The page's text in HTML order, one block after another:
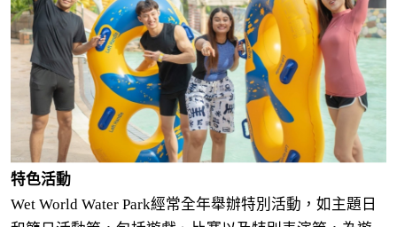
特色活動
Wet World Water Park經常全年舉辦特別活動，如主題日